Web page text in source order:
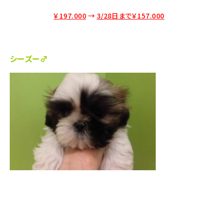
￥197.000 → 3/28日まで￥157.000
シーズー♂